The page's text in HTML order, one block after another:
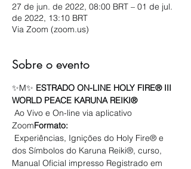
27 de jun. de 2022, 08:00 BRT – 01 de jul.
de 2022, 13:10 BRT
Via Zoom (zoom.us)
Sobre o evento
✨M✨ ESTRADO ON-LINE HOLY FIRE® III
WORLD PEACE KARUNA REIKI®
ZoomFormato:
dos Símbolos do Karuna Reiki®, curso,
Manual Oficial impresso Registrado em